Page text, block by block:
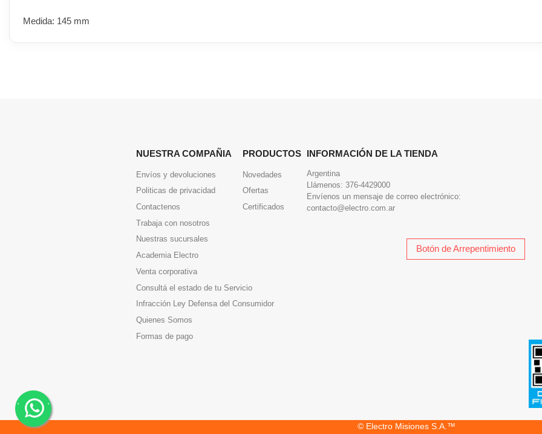
Medida: 145 mm
NUESTRA COMPAÑIA
Envíos y devoluciones
Politicas de privacidad
Contactenos
Trabaja con nosotros
Nuestras sucursales
Academia Electro
Venta corporativa
Consultá el estado de tu Servicio
Infracción Ley Defensa del Consumidor
Quienes Somos
Formas de pago
PRODUCTOS
Novedades
Ofertas
Certificados
INFORMACIÓN DE LA TIENDA
Argentina
Llámenos: 376-4429000
Envíenos un mensaje de correo electrónico:
contacto@electro.com.ar
Botón de Arrepentimiento
© Electro Misiones S.A.™
. .